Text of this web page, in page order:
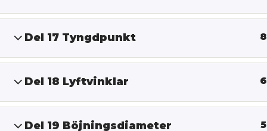
Del 17 Tyngdpunkt 8
Del 18 Lyftvinklar 6
Del 19 Böjningsdiameter 5